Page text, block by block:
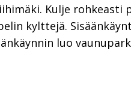
Kulje rohkeasti
kylttejä.
luo